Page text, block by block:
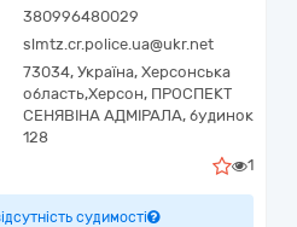
380996480029
slmtz.cr.police.ua@ukr.net
73034, Україна, Херсонська
область,Херсон, ПРОСПЕКТ
СЕНЯВІНА АДМІРАЛА, будинок
128
1
судимості